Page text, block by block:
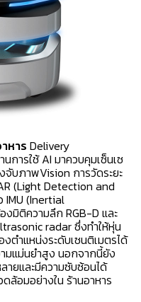
หาร Delivery
การใช้ AI มาควบคุมเซ็นเซ
บภาพVision การวัดระยะ
(Light Detection and
IMU (Inertial
มิติความลึก RGB-D และ
radar ซึ่งทำให้หุ่น
ำแหน่งระดับเซนติเมตรได้
มแม่นยำสูง นอกจากนี้ยัง
ยและมีความซับซ้อนได้
ล้อมอย่างใน ร้านอาหาร